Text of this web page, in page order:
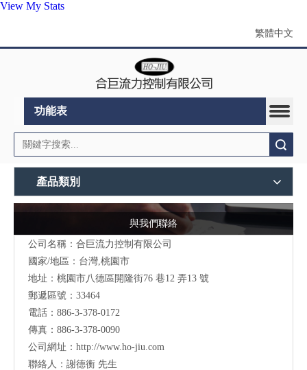
View My Stats
繁體中文
功能表
產品類別
與我們聯絡
公司名稱：合巨流力控制有限公司
國家/地區：台灣,桃園市
地址：桃園市八德區開隆街76 巷12 弄13 號
郵遞區號：33464
電話：886-3-378-0172
傳真：886-3-378-0090
公司網址： http://www.ho-jiu.com
聯絡人：謝德衡 先生